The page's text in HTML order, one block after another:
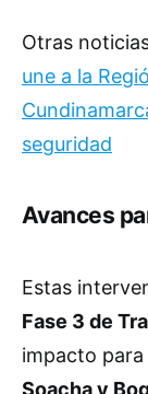
Otras
une a la
seguridad
Avances
Estas
Fase 3 de
impacto
Soacha y